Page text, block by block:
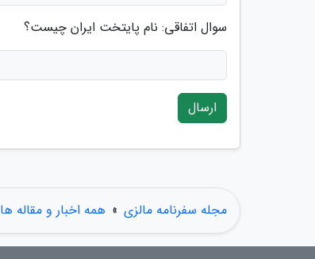
سوال اتفاقی: نام پایتخت ایران چیست؟
ارسال
مجله سفرنامه مالزی » همه اخبار و مقاله ها